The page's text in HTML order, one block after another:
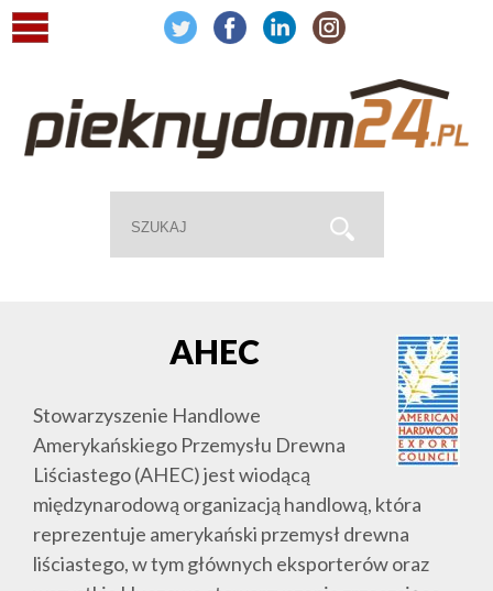
AHEC
Stowarzyszenie Handlowe
Amerykańskiego Przemysłu Drewna
Liściastego (AHEC) jest wiodącą
międzynarodową organizacją handlową, która
reprezentuje amerykański przemysł drewna
liściastego, w tym głównych eksporterów oraz